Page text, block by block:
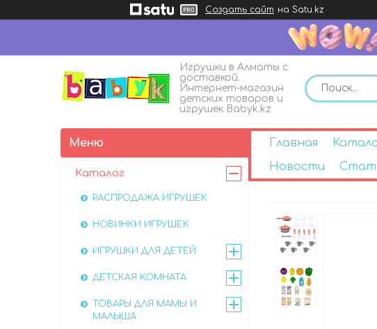
Создать сайт на Satu.kz
Игрушки в Алматы с
доставкой.
Интернет-магазин
детских товаров и
игрушек Babyk.kz
Главная
Новости
Каталог
РАСПРОДАЖА ИГРУШЕК
НОВИНКИ ИГРУШЕК
ИГРУШКИ ДЛЯ ДЕТЕЙ
ДЕТСКАЯ КОМНАТА
ТОВАРЫ ДЛЯ МАМЫ И
МАЛЫША